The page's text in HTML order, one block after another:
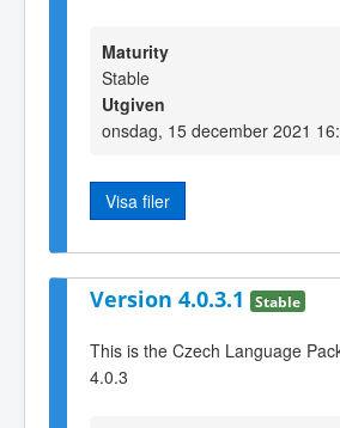
Maturity
Stable
Utgiven
onsdag, 15 december 2021
Visa filer
Version 4.0.3.1 Stable
This is the Czech Language
4.0.3